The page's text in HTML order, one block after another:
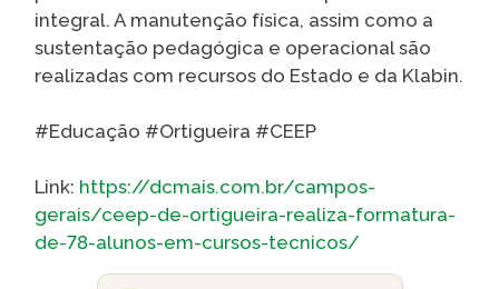
integral. A manutenção física, assim como a
sustentação pedagógica e operacional são
realizadas com recursos do Estado e da Klabin.
#Educação #Ortigueira #CEEP
Link: https://dcmais.com.br/campos-
gerais/ceep-de-ortigueira-realiza-formatura-
de-78-alunos-em-cursos-tecnicos/